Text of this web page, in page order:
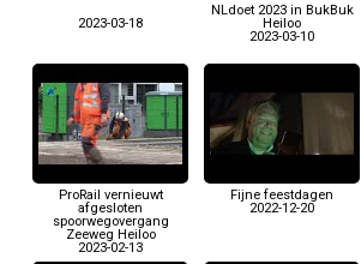
2023-03-18
NLdoet 2023 in BukBuk
Heiloo
2023-03-10
ProRail vernieuwt
afgesloten
spoorwegovergang
Zeeweg Heiloo
2023-02-13
Fijne feestdagen
2022-12-20